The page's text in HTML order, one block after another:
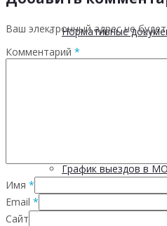
Нормативные
График выездов в
Отчетность
Ваш электронный адрес не
Комментарий *
Имя *
Email *
Сайт